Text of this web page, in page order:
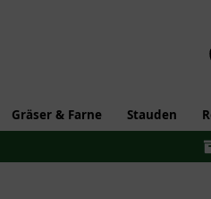
Gräser & Farne Stauden